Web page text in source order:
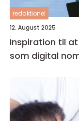
redaktionel
12. August 2025
Inspiration til
som digital